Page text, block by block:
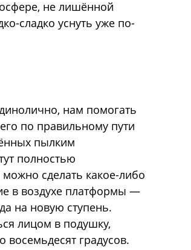
не лишённой
сладко уснуть уже по-
нам помогать
по правильному пути
пылким
полностью
сделать какое-либо
в воздухе платформы —
на новую ступень.
лицом в подушку,
градусов.